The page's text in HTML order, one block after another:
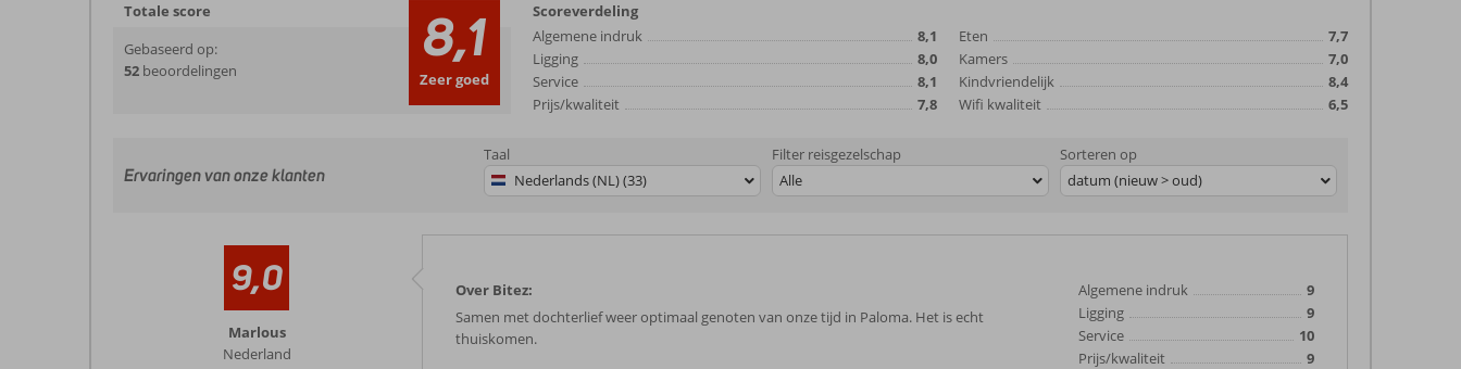
Totale score
Gebaseerd op:
52 beoordelingen 8,1
Zeer goed
Scoreverdeling
Algemene indruk
8,1
Ligging
8,0
Service
8,1
Prijs/kwaliteit
7,8
Eten
7,7
Kamers
7,0
Kindvriendelijk
8,4
Wifi kwaliteit
6,5
Ervaringen van onze klanten
Taal
Nederlands (NL) (33)
Filter reisgezelschap
Alle
Sorteren op
datum (nieuw > oud)
9,0
Marlous
Nederland
Over Bitez:
Samen met dochterlief weer optimaal genoten van onze tijd in Paloma. Het is echt
thuiskomen.
Algemene indruk
9
Ligging
9
Service
10
Prijs/kwaliteit
9